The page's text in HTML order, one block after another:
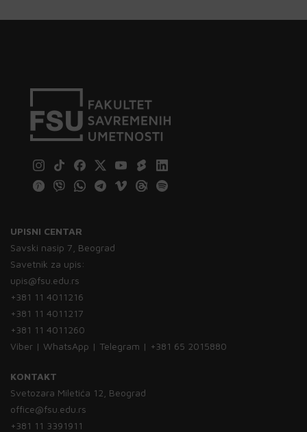
UPISNI CENTAR
Savski nasip 7, Beograd
Savetnik za upis:
upis@fsu.edu.rs
+381 11 4011216
+381 11 4011217
+381 11 4011260
Viber | WhatsApp | Telegram | +381 65 2015880
KONTAKT
Svetozara Miletića 12, Beograd
office@fsu.edu.rs
+381 11 3391911